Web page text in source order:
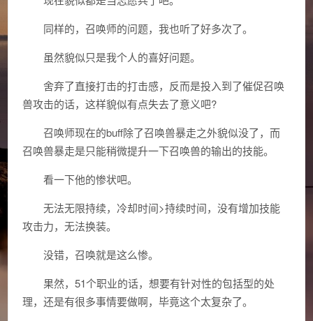
同样的，召唤师的问题，我也听了好多次了。
虽然貌似只是我个人的喜好问题。
舍弃了直接打击的打击感，反而是投入到了催促召唤
兽攻击的话，这样貌似有点失去了意义吧?
召唤师现在的buff除了召唤兽暴走之外貌似没了，而
召唤兽暴走是只能稍微提升一下召唤兽的输出的技能。
看一下他的惨状吧。
无法无限持续，冷却时间>持续时间，没有增加技能
攻击力，无法换装。
没错，召唤就是这么惨。
果然，51个职业的话，想要有针对性的包括型的处
理，还是有很多事情要做啊，毕竟这个太复杂了。